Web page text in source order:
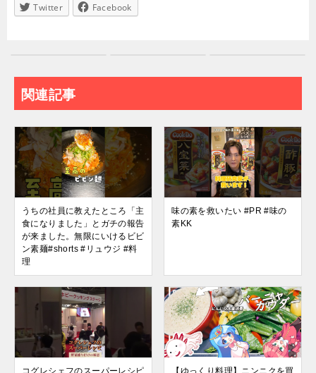
Twitter Facebook
関連記事
うちの社員に教えたところ「主
食になりました」とガチの報告
が来ました。無限にいけるビビ
ン素麺#shorts #リュウジ #料
理
味の素を救いたい #PR #味の
素KK
コグレシェフのスーパーレシピ
【ゆっくり料理】ニンニクを買